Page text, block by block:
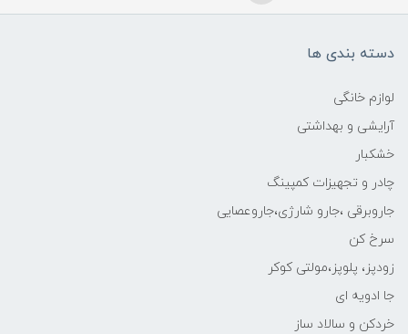
دسته بندی ها
لوازم خانگی
آرایشی و بهداشتی
خشکبار
چادر و تجهیزات کمپینگ
جاروبرقی ،جارو شارژی،جاروعصایی
سرخ کن
زودپز، پلوپز،مولتی کوکر
جا ادویه ای
خردکن و سالاد ساز